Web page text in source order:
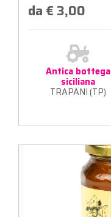
da € 3,00
Antica bottega
siciliana
TRAPANI (TP)